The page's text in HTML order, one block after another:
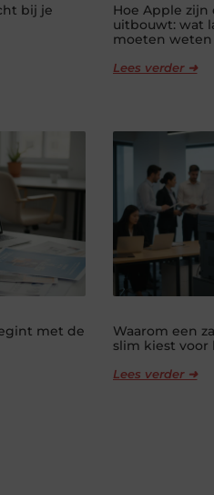
bij je
Hoe Apple
uitbouwt: wat
moeten weten
Lees verder ➜
met de
Waarom een
slim kiest voor
Lees verder ➜